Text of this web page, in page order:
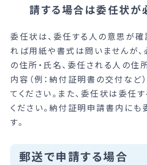
請する場合は委任状が
委任状は、委任する人の意思が
れば用紙や書式は問いませんが、
の住所・氏名、委任される人の住
内容（例：納付証明書の交付など
てください。また、委任状は委任
ください。納付証明申請書内にも
す。
郵送で申請する場合